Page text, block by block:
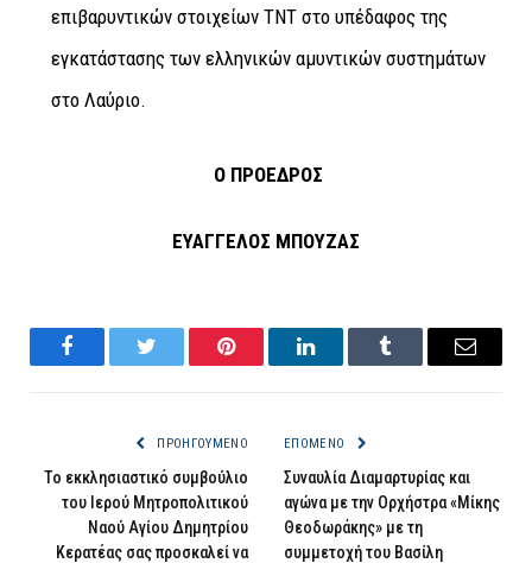
επιβαρυντικών στοιχείων ΤΝΤ στο υπέδαφος της
εγκατάστασης των ελληνικών αμυντικών συστημάτων
στο Λαύριο.
Ο ΠΡΟΕΔΡΟΣ
ΕΥΑΓΓΕΛΟΣ ΜΠΟΥΖΑΣ
FacebookTwitter Pinterest LinkedInTumblr Email
ΠΡΟΗΓΟΎΜΕΝΟ
Το εκκλησιαστικό συμβούλιο
του Ιερού Μητροπολιτικού
Ναού Αγίου Δημητρίου
Κερατέας σας προσκαλεί να
ΕΠΌΜΕΝΟ
Συναυλία Διαμαρτυρίας και
αγώνα με την Ορχήστρα «Μίκης
Θεοδωράκης» με τη
συμμετοχή του Βασίλη